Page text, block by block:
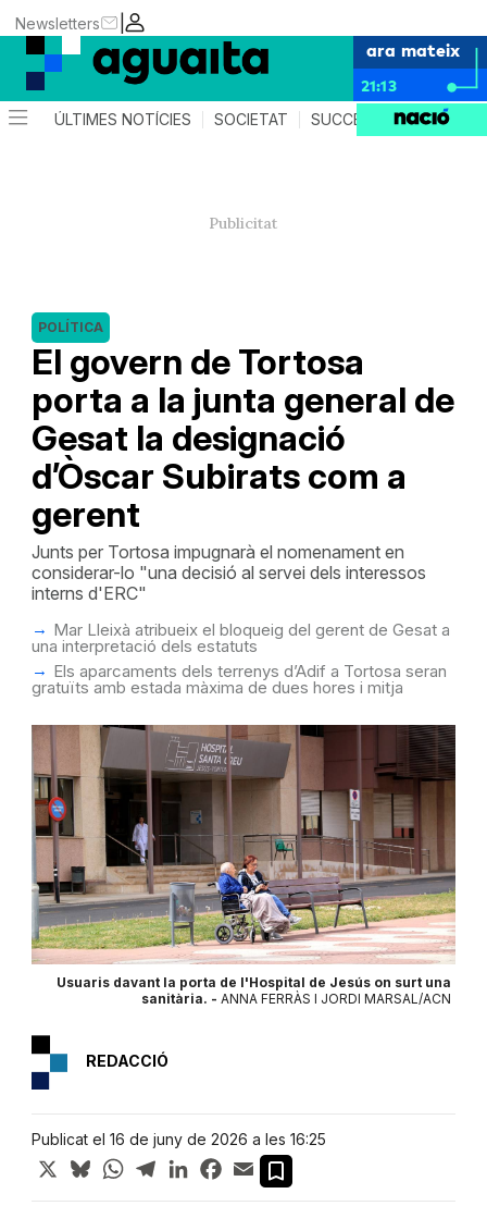
|
Newsletters
ara mateix
21:13
ÚLTIMES NOTÍCIES SOCIETAT SUCCESSOS AGENDA
El govern de Tortosa
porta a la junta general de
Gesat la designació
d’Òscar Subirats com a
gerent
POLÍTICA
Junts per Tortosa impugnarà el nomenament en
considerar-lo "una decisió al servei dels interessos
interns d'ERC"
Mar Lleixà atribueix el bloqueig del gerent de Gesat a
una interpretació dels estatuts
Els aparcaments dels terrenys d’Adif a Tortosa seran
gratuïts amb estada màxima de dues hores i mitja
Usuaris davant la porta de l'Hospital de Jesús on surt una
sanitària. - ANNA FERRÀS I JORDI MARSAL/ACN
REDACCIÓ
Publicat el 16 de juny de 2026 a les 16:25
X BlueskyWhatsApp
TelegramLinkedInFacebook
Email